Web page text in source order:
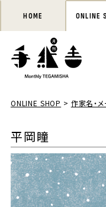
HOME ONLINE
ONLINE SHOP 作家名・
平岡瞳